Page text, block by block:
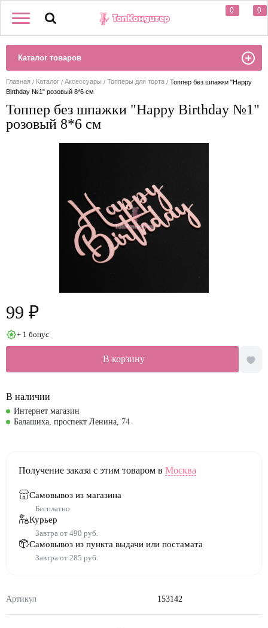
0 0
Каталог товаров
Главная Каталог Аксессуары Топперы для торта
Топпер без шпажки "Happy
Birthday №1" розовый 8*6 см
Топпер без шпажки "Happy Birthday №1"
розовый 8*6 см
Артикул 153142
99 ₽
+ 1 бонус
В корзину
В наличии
Интернет магазин
Балашиха, проспект Ленина, 74
Получение заказа с этим товаром в Москва
Самовывоз из магазина
Бесплатно
Курьер
Завтра от 490 руб.
Самовывоз из пункта выдачи или постамата
Завтра от 285 руб.